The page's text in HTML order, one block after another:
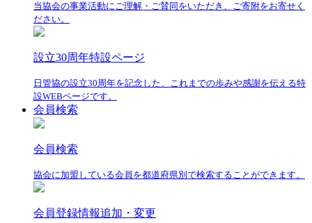
当協会の事業活動にご理解・ご賛同をいただき、ご寄附をお寄せく
ださい。
設立30周年特設ページ
日管協の設立30周年を記念した、これまでの歩みや感謝を伝える特
設WEBページです。
会員検索
会員検索
協会に加盟している会員を都道府県別で検索することができます。
会員登録情報追加・変更